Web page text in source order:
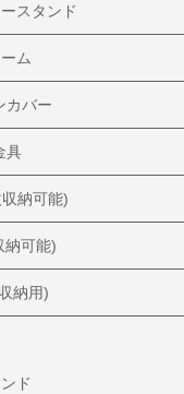
スタンド
ム
カバー
具
納可能)
納可能)
納用)
ド